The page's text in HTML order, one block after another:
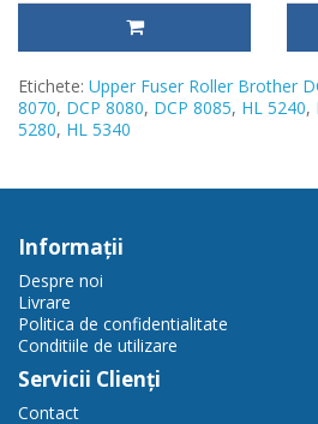
Etichete: Upper Fuser Roller Brother
8070, DCP 8080, DCP 8085, HL 5240,
5280, HL 5340
Informaţii
Despre noi
Livrare
Politica de confidentialitate
Conditiile de utilizare
Servicii Clienţi
Contact